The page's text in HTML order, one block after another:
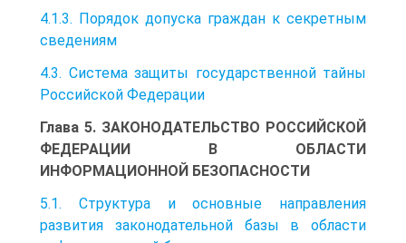
4.1.3. Порядок допуска граждан к секретным
сведениям
4.3. Система защиты государственной тайны
Российской Федерации
Глава 5. ЗАКОНОДАТЕЛЬСТВО РОССИЙСКОЙ
ФЕДЕРАЦИИ В ОБЛАСТИ
ИНФОРМАЦИОННОЙ БЕЗОПАСНОСТИ
5.1. Структура и основные направления
развития законодательной базы в области